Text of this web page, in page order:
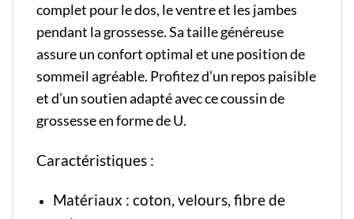
complet pour le dos, le ventre et les jambes
pendant la grossesse. Sa taille généreuse
assure un confort optimal et une position de
sommeil agréable. Profitez d’un repos paisible
et d’un soutien adapté avec ce coussin de
grossesse en forme de U.
Caractéristiques :
Matériaux : coton, velours, fibre de